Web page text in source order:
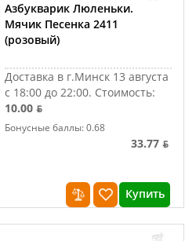
Азбукварик Люленьки.
Мячик Песенка 2411
(розовый)
Доставка в г.Минск 13 августа
с 18:00 до 22:00. Стоимость:
10.00 ƃ
Бонусные баллы: 0.68
33.77 ƃ
Купить